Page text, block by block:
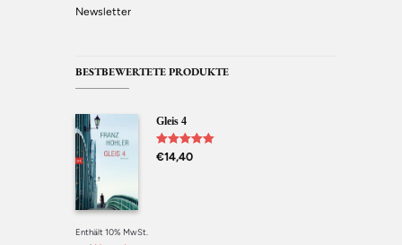
Newsletter
BESTBEWERTETE PRODUKTE
Gleis 4
Bewertet mit
5.00 von 5
€14,40
Enthält 10% MwSt.